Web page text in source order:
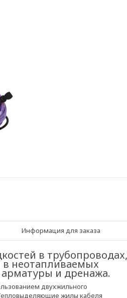
Информация для заказа
в трубопроводах,
неотапливаемых
и дренажа.
двухжильного
жилы кабеля